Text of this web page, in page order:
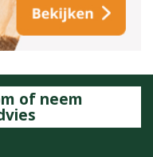
of neem